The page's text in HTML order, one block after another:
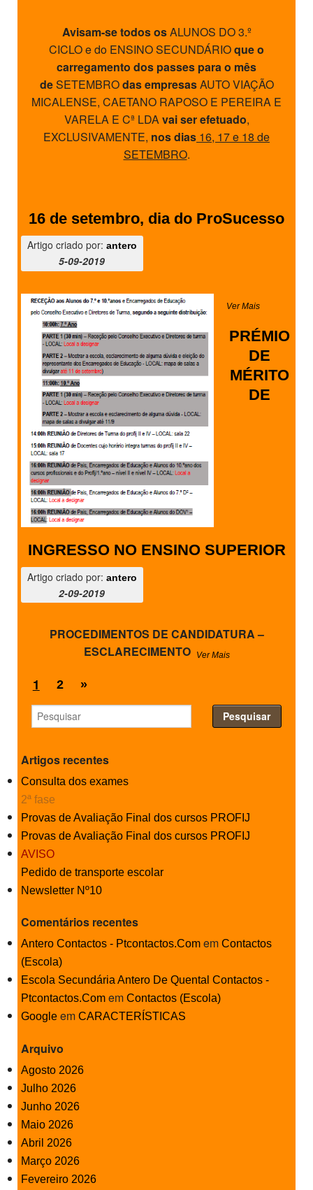
Avisam-se todos osALUNOS DO 3.º
CICLO e do ENSINO SECUNDÁRIOque o
carregamento dos passes para o mês
deSETEMBROdas empresasAUTO VIAÇÃO
MICALENSE, CAETANO RAPOSO E PEREIRA E
VARELA E Cª LDA vai ser efetuado,
EXCLUSIVAMENTE, nos dias 16, 17 e 18 de
SETEMBRO.
16 de setembro, dia do ProSucesso
Artigo criado por: antero
5-09-2019
Ver Mais
PRÉMIO
DE
MÉRITO
DE
INGRESSO NO ENSINO SUPERIOR
Artigo criado por: antero
2-09-2019
PROCEDIMENTOS DE CANDIDATURA –
ESCLARECIMENTO
Ver Mais
1 2 »
Artigos recentes
Consulta dos exames
2ª fase
Provas de Avaliação Final dos cursos PROFIJ
Provas de Avaliação Final dos cursos PROFIJ
AVISO
Pedido de transporte escolar
Newsletter Nº10
Comentários recentes
Antero Contactos - Ptcontactos.Com em Contactos
(Escola)
Escola Secundária Antero De Quental Contactos -
Ptcontactos.Com em Contactos (Escola)
Google em CARACTERÍSTICAS
Arquivo
Agosto 2026
Julho 2026
Junho 2026
Maio 2026
Abril 2026
Março 2026
Fevereiro 2026